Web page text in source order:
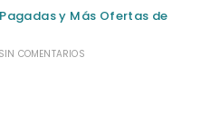
Pagadas y Más Ofertas de
SIN COMENTARIOS